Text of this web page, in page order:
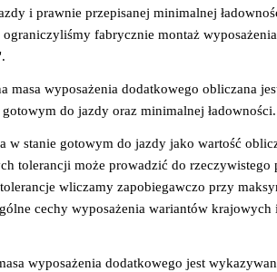
i prawnie przepisanej minimalnej
fabrycznie montaż
masa wyposażenia dodatkowego obliczana
do jazdy oraz minimalnej ładowności.
w stanie gotowym do jazdy jako wartość
tolerancji może prowadzić do
wliczamy zapobiegawczo przy
cechy wyposażenia wariantów
wyposażenia dodatkowego jest